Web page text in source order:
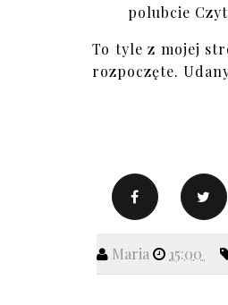
polubcie
To tyle z mojej
rozpoczęte.
Maria 15:00